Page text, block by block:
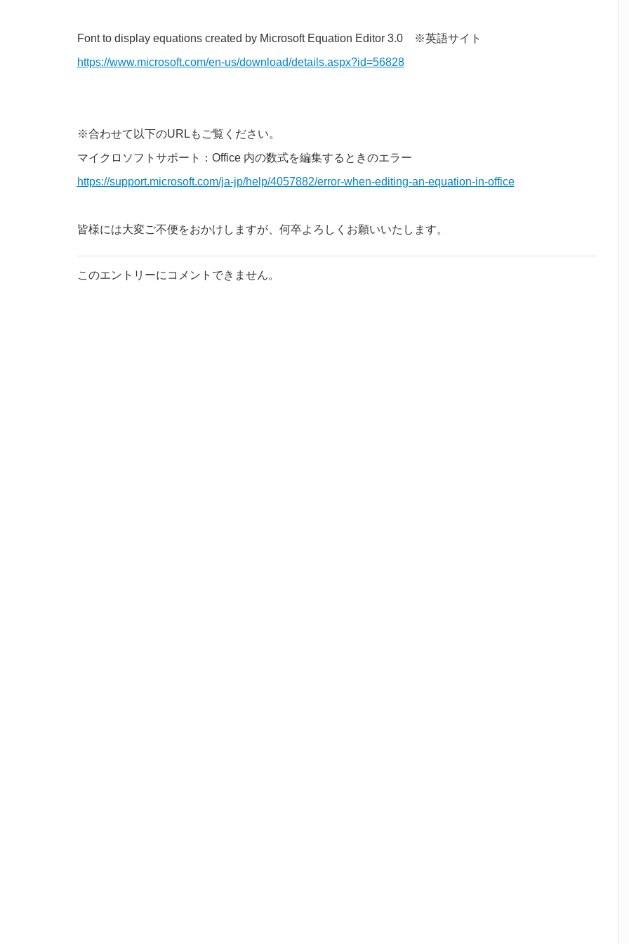
Font to display equations created by Microsoft Equation Editor 3.0 ※英語サイト
https://www.microsoft.com/en-us/download/details.aspx?id=56828
※合わせて以下のURLもご覧ください。
マイクロソフトサポート：Office 内の数式を編集するときのエラー
https://support.microsoft.com/ja-jp/help/4057882/error-when-editing-an-equation-in-office
皆様には大変ご不便をおかけしますが、何卒よろしくお願いいたします。
このエントリーにコメントできません。